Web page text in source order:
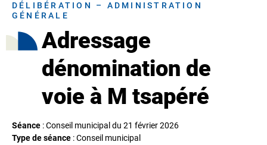
DÉLIBÉRATION – ADMINISTRATION
GÉNÉRALE
Adressage
dénomination de
voie à M tsapéré
Séance : Conseil municipal du 21 février 2026
Type de séance : Conseil municipal